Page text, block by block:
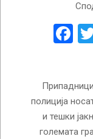
полиција
и тешки
големата